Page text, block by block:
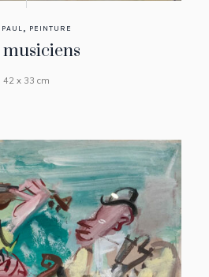
, PEINTURE
musiciens
42 x 33 cm